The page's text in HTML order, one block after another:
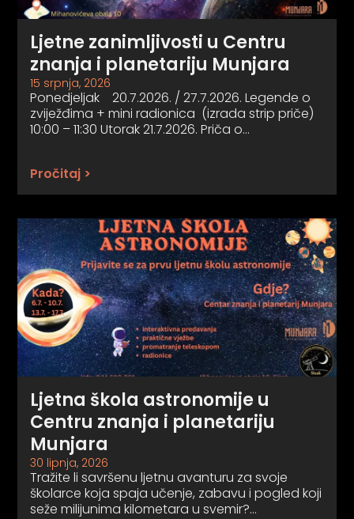
Ljetne zanimljivosti u Centru
znanja i planetariju Munjara
15 srpnja, 2026
Ponedjeljak 20.7.2026. / 27.7.2026. Legende o
zviježđima + mini radionica (izrada strip priče)
10:00 – 11:30 Utorak 21.7.2026. Priča o…
Pročitaj >
Ljetna škola astronomije u
Centru znanja i planetariju
Munjara
30 lipnja, 2026
Tražite li savršenu ljetnu avanturu za svoje
školarce koja spaja učenje, zabavu i pogled koji
seže milijunima kilometara u svemir?…